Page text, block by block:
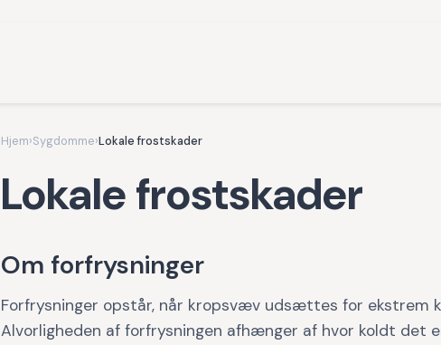
Hjem›Sygdomme›Lokale frostskader
Lokale frostskader
Om forfrysninger
Forfrysninger opstår, når kropsvæv udsættes for ekstrem
Alvorligheden af forfrysningen afhænger af hvor koldt det